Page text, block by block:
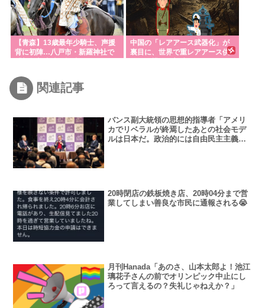
【青森】13歳最年少騎士、声援
背に初陣…八戸市・新羅神社で
「興奮した」
中国の「レアアース武器化」が
裏目に、世界で重レアアース供
関連記事
バンス副大統領の思想的指導者「アメリ
カでリベラルが終焉したあとの社会モデ
ルは日本だ。政治的には自由民主主義だ
20時閉店の鉄板焼き店、20時04分まで営
業してしまい善良な市民に通報される😭
月刊Hanada「あのさ、山本太郎よ！池江
璃花子さんの前でオリンピック中止にし
ろって言えるの？失礼じゃねえか？」